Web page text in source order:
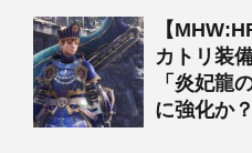
【
カトリ装
「炎妃龍
に強化か？